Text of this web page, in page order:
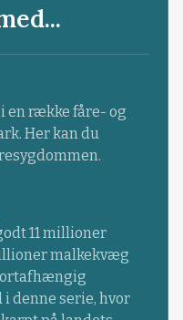
en række fåre- og
Her kan du
11 millioner
malkekvæg
denne serie, hvor